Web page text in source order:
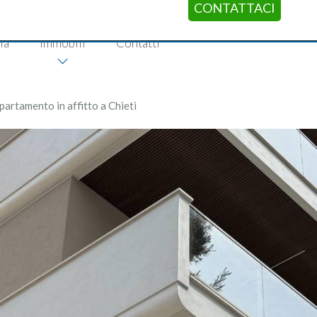
Immobili Contatti
CONTATTACI
in affitto a Chieti